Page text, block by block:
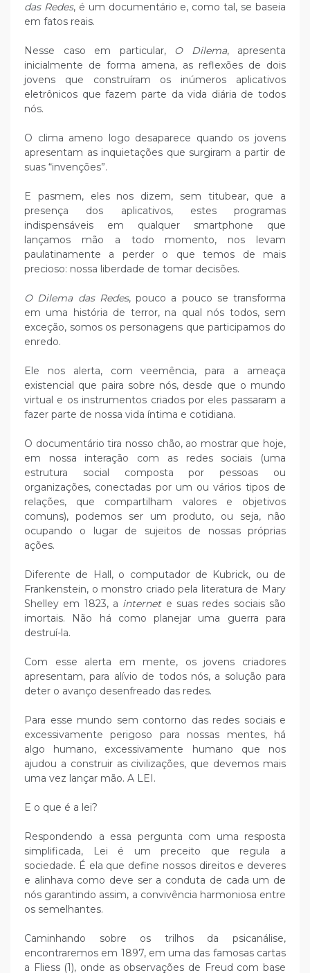
das Redes, é um documentário e, como tal, se baseia
em fatos reais.
Nesse caso em particular, O Dilema, apresenta
inicialmente de forma amena, as reflexões de dois
jovens que construíram os inúmeros aplicativos
eletrônicos que fazem parte da vida diária de todos
nós.
O clima ameno logo desaparece quando os jovens
apresentam as inquietações que surgiram a partir de
suas “invenções”.
E pasmem, eles nos dizem, sem titubear, que a
presença dos aplicativos, estes programas
indispensáveis em qualquer smartphone que
lançamos mão a todo momento, nos levam
paulatinamente a perder o que temos de mais
precioso: nossa liberdade de tomar decisões.
O Dilema das Redes, pouco a pouco se transforma
em uma história de terror, na qual nós todos, sem
exceção, somos os personagens que participamos do
enredo.
Ele nos alerta, com veemência, para a ameaça
existencial que paira sobre nós, desde que o mundo
virtual e os instrumentos criados por eles passaram a
fazer parte de nossa vida íntima e cotidiana.
O documentário tira nosso chão, ao mostrar que hoje,
em nossa interação com as redes sociais (uma
estrutura social composta por pessoas ou
organizações, conectadas por um ou vários tipos de
relações, que compartilham valores e objetivos
comuns), podemos ser um produto, ou seja, não
ocupando o lugar de sujeitos de nossas próprias
ações.
Diferente de Hall, o computador de Kubrick, ou de
Frankenstein, o monstro criado pela literatura de Mary
Shelley em 1823, a internete suas redes sociais são
imortais. Não há como planejar uma guerra para
destruí-la.
Com esse alerta em mente, os jovens criadores
apresentam, para alívio de todos nós, a solução para
deter o avanço desenfreado das redes.
Para esse mundo sem contorno das redes sociais e
excessivamente perigoso para nossas mentes, há
algo humano, excessivamente humano que nos
ajudou a construir as civilizações, que devemos mais
uma vez lançar mão. A LEI.
E o que é a lei?
Respondendo a essa pergunta com uma resposta
simplificada, Lei é um preceito que regula a
sociedade. É ela que define nossos direitos e deveres
e alinhava como deve ser a conduta de cada um de
nós garantindo assim, a convivência harmoniosa entre
os semelhantes.
Caminhando sobre os trilhos da psicanálise,
encontraremos em 1897, em uma das famosas cartas
a Fliess (1), onde as observações de Freud com base